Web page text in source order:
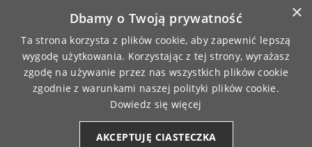
×
Dbamy o Twoją prywatność
Ta strona korzysta z plików cookie, aby zapewnić lepszą
wygodę użytkowania. Korzystając z tej strony, wyrażasz
zgodę na używanie przez nas wszystkich plików cookie
zgodnie z warunkami naszej polityki plików cookie.
Dowiedz się więcej
AKCEPTUJĘ CIASTECZKA